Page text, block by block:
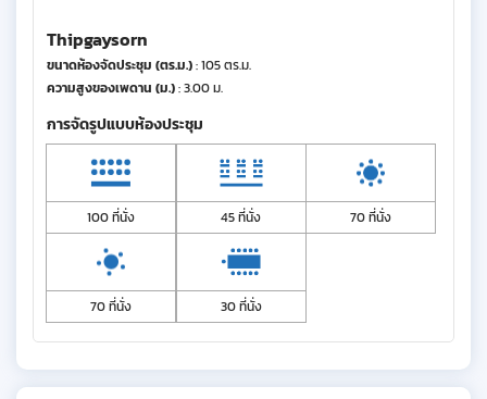
Thipgaysorn
ขนาดห้องจัดประชุม (ตร.ม.): 105 ตร.ม.
ความสูงของเพดาน (ม.): 3.00 ม.
การจัดรูปแบบห้องประชุม
100 ที่นั่ง 45 ที่นั่ง 70 ที่นั่ง
70 ที่นั่ง 30 ที่นั่ง